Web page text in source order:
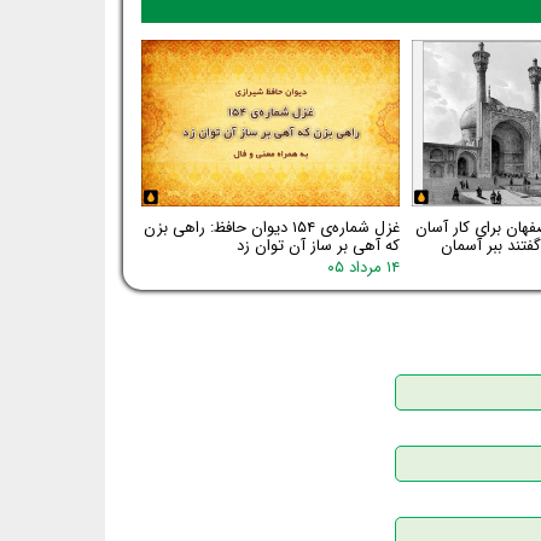
برای کار آسان
ببر آسمان
غزل شماره‌ی ۱۵۴ دیوان حافظ: راهی بزن
که آهی بر ساز آن توان زد
۱۴ مرداد ۰۵